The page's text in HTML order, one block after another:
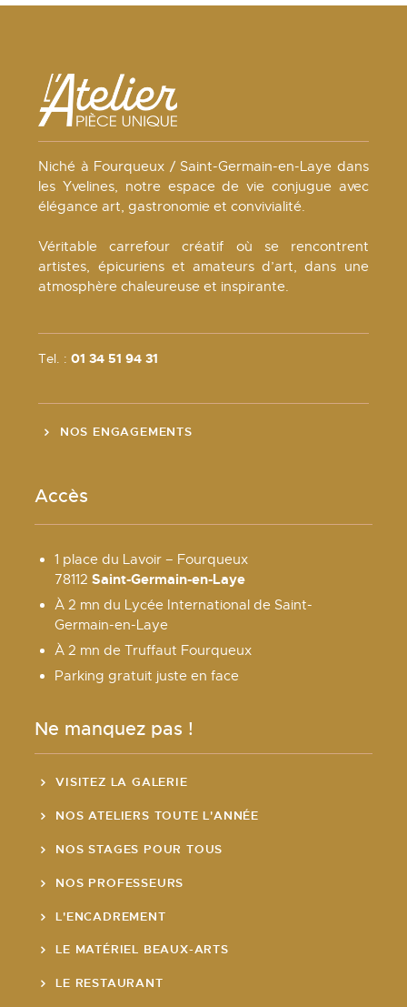
Niché à Fourqueux / Saint-Germain-en-Laye dans
les Yvelines, notre espace de vie conjugue avec
élégance art, gastronomie et convivialité.
Véritable carrefour créatif où se rencontrent
artistes, épicuriens et amateurs d’art, dans une
atmosphère chaleureuse et inspirante.
Tel. :01 34 51 94 31
NOS ENGAGEMENTS
Accès
1 place du Lavoir – Fourqueux
78112Saint-Germain-en-Laye
À 2 mn du Lycée International de Saint-
Germain-en-Laye
À 2 mn de Truffaut Fourqueux
Parking gratuit juste en face
Ne manquez pas !
VISITEZ LA GALERIE
NOS ATELIERS TOUTE L'ANNÉE
NOS STAGES POUR TOUS
NOS PROFESSEURS
L'ENCADREMENT
LE MATÉRIEL BEAUX-ARTS
LE RESTAURANT